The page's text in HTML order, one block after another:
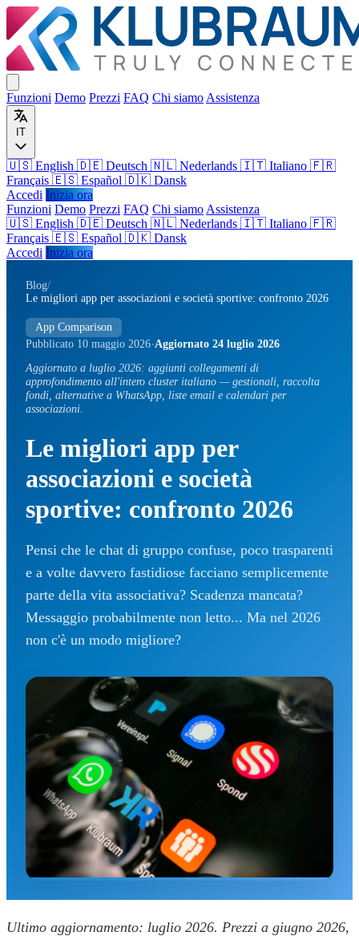
Funzioni Demo Prezzi FAQ Chi siamo Assistenza
IT
🇺🇸 English 🇩🇪 Deutsch 🇳🇱 Nederlands 🇮🇹 Italiano 🇫🇷
Français 🇪🇸 Español 🇩🇰 Dansk
Accedi Inizia ora
Funzioni Demo Prezzi FAQ Chi siamo Assistenza
🇺🇸 English 🇩🇪 Deutsch 🇳🇱 Nederlands 🇮🇹 Italiano 🇫🇷
Français 🇪🇸 Español 🇩🇰 Dansk
Accedi Inizia ora
Blog/
Le migliori app per associazioni e società sportive: confronto 2026
App Comparison
Pubblicato 10 maggio 2026·Aggiornato 24 luglio 2026
Aggiornato a luglio 2026: aggiunti collegamenti di
approfondimento all'intero cluster italiano — gestionali, raccolta
fondi, alternative a WhatsApp, liste email e calendari per
associazioni.
Le migliori app per
associazioni e società
sportive: confronto 2026
Pensi che le chat di gruppo confuse, poco trasparenti
e a volte davvero fastidiose facciano semplicemente
parte della vita associativa? Scadenza mancata?
Messaggio probabilmente non letto... Ma nel 2026
non c'è un modo migliore?
Ultimo aggiornamento: luglio 2026. Prezzi a giugno 2026,